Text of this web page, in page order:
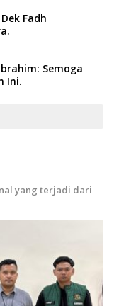
Fadh
Semoga
Ini.
yang terjadi dari